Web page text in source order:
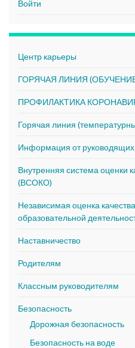
Войти
Центр карьеры
ГОРЯЧАЯ ЛИНИЯ
ПРОФИЛАКТИКА
Горячая линия
Информация от руководящих
Внутренняя система оценки
(ВСОКО)
Независимая оценка
образовательной
Наставничество
Родителям
Классным руководителям
Безопасность
Дорожная безопасность
Безопасность на воде